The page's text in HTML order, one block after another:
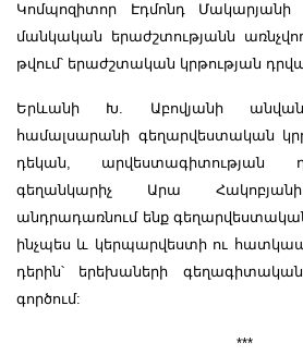
Կոմպոզիտոր Էդմոնդ Մակարյանի
մանկական երաժշտությանն
թվում՝ երաժշտական կրթության
Երևանի Խ. Աբովյանի
համալսարանի գեղարվեստական
դեկան, արվեստագիտության
գեղանկարիչ Արա
անդրադառնում ենք
ինչպես և կերպարվեստի ու
դերին՝ երեխաների
գործում:
***